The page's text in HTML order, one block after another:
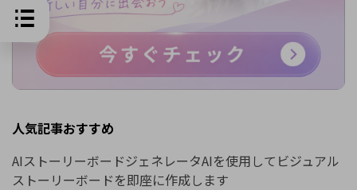
人気記事おすすめ
AIストーリーボードジェネレータAIを使用してビジュアル
ストーリーボードを即座に作成します